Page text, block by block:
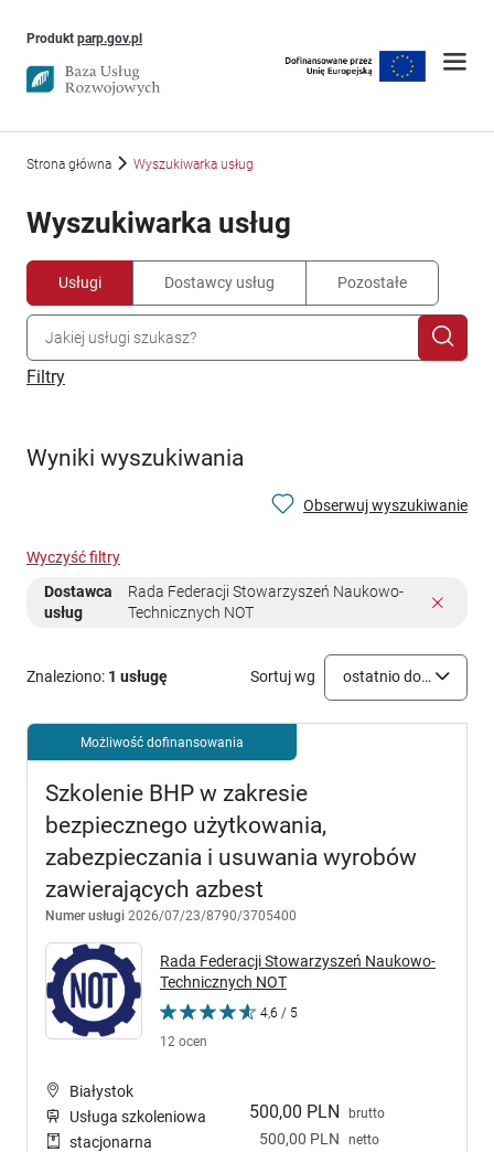
Produkt parp.gov.plUwaga, link otworzy się w nowym oknie
Strona główna Wyszukiwarka usług
Wyszukiwarka usług
Usługi Dostawcy usług Pozostałe
Filtry
Wyniki wyszukiwania
Obserwuj wyszukiwanie
Wyczyść filtry
Dostawca
usług
Rada Federacji Stowarzyszeń Naukowo-
Technicznych NOT
Znaleziono: 1 usługę Sortuj wg ostatnio dodane
Możliwość dofinansowania
Szkolenie BHP w zakresie
bezpiecznego użytkowania,
zabezpieczania i usuwania wyrobów
zawierających azbest
Numer usługi 2026/07/23/8790/3705400
Rada Federacji Stowarzyszeń Naukowo-
Technicznych NOT
4,6 / 5
12 ocen
500,00 PLN brutto
500,00 PLN netto
Białystok
Usługa szkoleniowa
stacjonarna